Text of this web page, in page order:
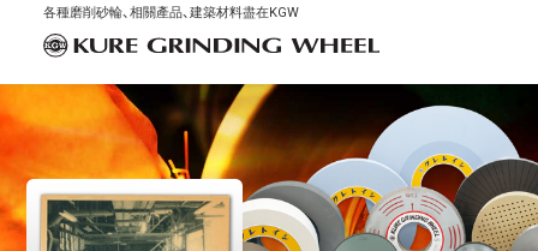
各種磨削砂輪、相關產品、建築材料盡在KGW